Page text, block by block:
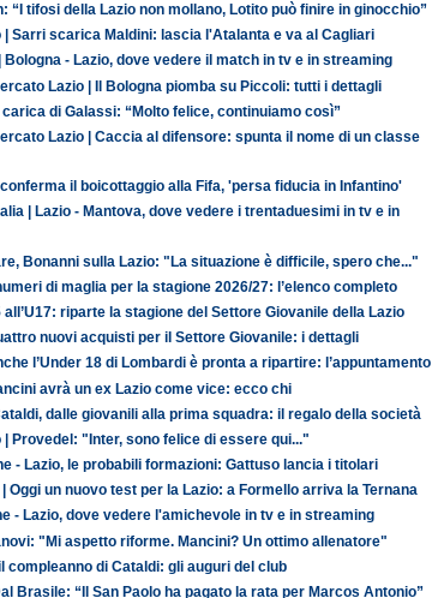
“I tifosi della Lazio non mollano, Lotito può finire in ginocchio”
| Sarri scarica Maldini: lascia l'Atalanta e va al Cagliari
Bologna - Lazio, dove vedere il match in tv e in streaming
Lazio | Il Bologna piomba su Piccoli: tutti i dettagli
carica di Galassi: “Molto felice, continuiamo così”
Lazio | Caccia al difensore: spunta il nome di un classe
conferma il boicottaggio alla Fifa, 'persa fiducia in Infantino'
| Lazio - Mantova, dove vedere i trentaduesimi in tv e in
Bonanni sulla Lazio: "La situazione è difficile, spero che..."
di maglia per la stagione 2026/27: l’elenco completo
all’U17: riparte la stagione del Settore Giovanile della Lazio
nuovi acquisti per il Settore Giovanile: i dettagli
l’Under 18 di Lombardi è pronta a ripartire: l’appuntamento
avrà un ex Lazio come vice: ecco chi
dalle giovanili alla prima squadra: il regalo della società
| Provedel: "Inter, sono felice di essere qui..."
- Lazio, le probabili formazioni: Gattuso lancia i titolari
| Oggi un nuovo test per la Lazio: a Formello arriva la Ternana
- Lazio, dove vedere l'amichevole in tv e in streaming
"Mi aspetto riforme. Mancini? Un ottimo allenatore"
compleanno di Cataldi: gli auguri del club
Brasile: “Il San Paolo ha pagato la rata per Marcos Antonio”